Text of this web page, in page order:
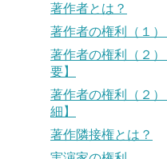
著作者とは？
著作者の権利（１
著作者の権利（２
要】
著作者の権利（２
細】
著作隣接権とは？